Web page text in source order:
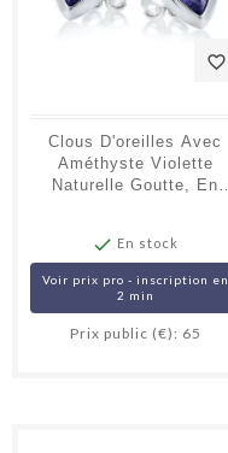
favorite_border
Clous D'oreilles Avec
Améthyste Violette
Naturelle Goutte, En
 En stock
Voir prix pro - inscription en
2 min
Prix public (€): 65